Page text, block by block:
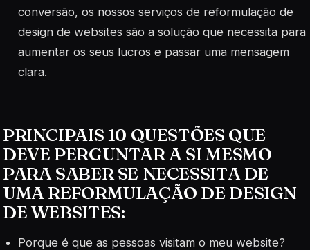
conversão, os nossos serviços de reformulação de
design de websites são a solução que necessita para
aumentar os seus lucros e passar uma mensagem
clara.
PRINCIPAIS 10 QUESTÕES QUE
DEVE PERGUNTAR A SI MESMO
PARA SABER SE NECESSITA DE
UMA REFORMULAÇÃO DE DESIGN
DE WEBSITES:
Porque é que as pessoas visitam o meu website?